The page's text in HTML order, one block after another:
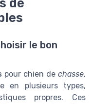
de
le bon
pour chien de chasse,
en plusieurs types,
propres. Ces